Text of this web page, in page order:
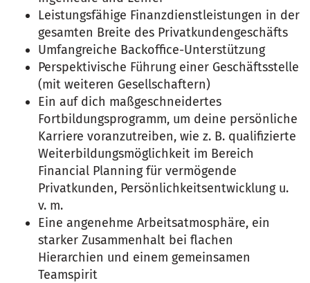
Leistungsfähige Finanzdienstleistungen in der
gesamten Breite des Privatkundengeschäfts
Umfangreiche Backoffice-Unterstützung
Perspektivische Führung einer Geschäftsstelle
(mit weiteren Gesellschaftern)
Ein auf dich maßgeschneidertes
Fortbildungsprogramm, um deine persönliche
Karriere voranzutreiben, wie z. B. qualifizierte
Weiterbildungsmöglichkeit im Bereich
Financial Planning für vermögende
Privatkunden, Persönlichkeitsentwicklung u.
v. m.
Eine angenehme Arbeitsatmosphäre, ein
starker Zusammenhalt bei flachen
Hierarchien und einem gemeinsamen
Teamspirit